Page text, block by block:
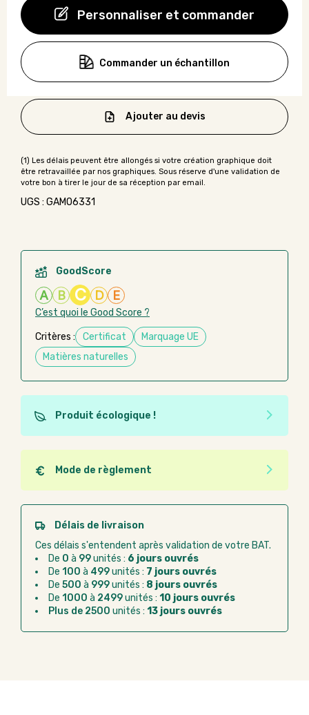
Personnaliser et commander
Commander un échantillon
Ajouter au devis
UGS : GAMO6331
GoodScore
A B C D E
C’est quoi le Good Score ?
Critères : Certificat
Marquage UE
Matières naturelles
Produit écologique !
Ce produit est éco-conçu, il a été fabriqué à partir de
matériaux recyclés ou recyclables. Ces produits
peuvent plus facilement obtenir une seconde vie
après utilisation. L'origine de fabrication du produit
n'entre pas dans les critères d'éco-conception.
Mode de règlement
Quel que soit le mode de règlement, vous pouvez
passer commande en ligne sur Good Act.
Paiement CB :paiement sécurisé par carte
Virement bancaire :règlement sur facture
après la commande
Chorus Pro :règlement par mandat
administratif après la commande
Délais de livraison
Ces délais s'entendent après validation de votre BAT.
De 0 à 99unités : 6 jours ouvrés
De 100 à 499unités : 7 jours ouvrés
De 500 à 999unités : 8 jours ouvrés
De 1000 à 2499unités : 10 jours ouvrés
Plus de 2500 unités : 13 jours ouvrés